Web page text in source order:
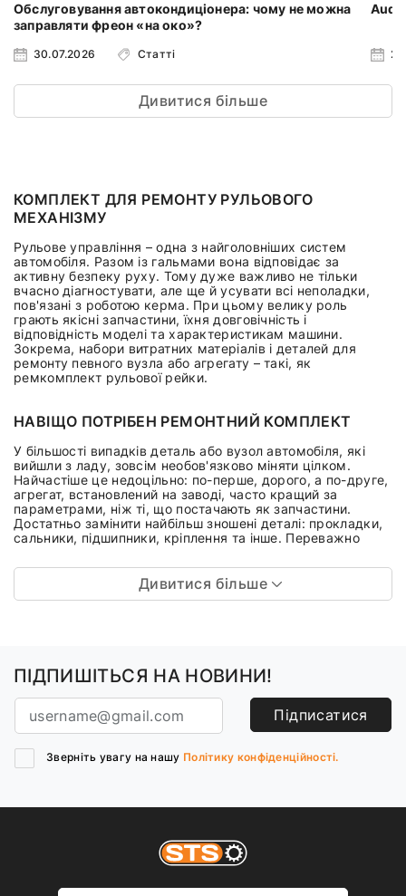
Обслуговування автокондиціонера: чому не можна
заправляти фреон «на око»?
30.07.2026 Статті
Audi
Дивитися більше
КОМПЛЕКТ ДЛЯ РЕМОНТУ РУЛЬОВОГО
МЕХАНІЗМУ
Рульове управління – одна з найголовніших систем
автомобіля. Разом із гальмами вона відповідає за
активну безпеку руху. Тому дуже важливо не тільки
вчасно діагностувати, але ще й усувати всі неполадки,
пов'язані з роботою керма. При цьому велику роль
грають якісні запчастини, їхня довговічність і
відповідність моделі та характеристикам машини.
Зокрема, набори витратних матеріалів і деталей для
ремонту певного вузла або агрегату – такі, як
ремкомплект рульової рейки.
НАВІЩО ПОТРІБЕН РЕМОНТНИЙ КОМПЛЕКТ
У більшості випадків деталь або вузол автомобіля, які
вийшли з ладу, зовсім необов'язково міняти цілком.
Найчастіше це недоцільно: по-перше, дорого, а по-друге,
агрегат, встановлений на заводі, часто кращий за
параметрами, ніж ті, що постачають як запчастини.
Достатньо замінити найбільш зношені деталі: прокладки,
сальники, підшипники, кріплення та інше. Переважно
Дивитися більше
ПІДПИШІТЬСЯ НА НОВИНИ!
Підписатися
Зверніть увагу на нашу Політику конфіденційності.